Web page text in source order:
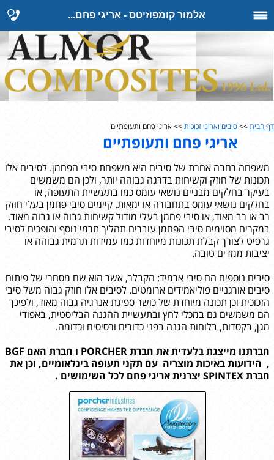
אלמור קומפוזיטס - אריגי פחם...
דף הבית >> סיבים ואריגי זכוכית >> אריגי פחם ותעופתיים
אריגי פחם ותעופתיים
משפחה רחבה אחרת של סיבים היא משפחת סיבי הפחמן. לסיבים אלו
תכונות של חוזק וקשיחות בדרגה גבוהה יותר, ולכן הם משמשים
בעיקר בחלקים מבניים נושאי עומס כמו בתעשיית התעופה, או
בחלקים נושאי עומס בתחבורה או ימאות. קיימים סיבי פחמן בעלי חוזק
רב או רב מאוד, או סיבי פחמן בעלי מודול קשיחות גבוה או גבוה מאוד.
במקרים מסוימים סיבי הפחמן עוברים תהליך תרמי נוסף והופכים לסיבי
גרפיט לצורך קבלת תכונות מיוחדות כמו עמידות תרמית גבוהה או
יציבות ממדים טובה.
סיבים נוספים הם סיבי ארמיד: הקבלר, אשר הוא שם מסחרי של פיתוח
סיבים אורגניים פוליאמידים ארומטים. לסיבים אלו חוזק גבוה משל סיבי
הזכוכית וכן תכונה מיוחדת של כושר ספיגת אנרגיה גבוה מאוד, ולפיכך
הם משמשים גם במכלי לחץ ובתעשיית ההגנה הבליסטית, באפודי
מגן, בקסדות, בלוחות הגנה בפני כדורים ורסיסים וכדומה.
חברתנו מייצגת בלעדית את חברת PORCHER ו חברת האם BGF
, הידועות באיכות מוצריה עם תקני תעופה בינלאומיים, וכן את
חברת SPINTEX יצרנית אריגי פחם לכל השימושים .